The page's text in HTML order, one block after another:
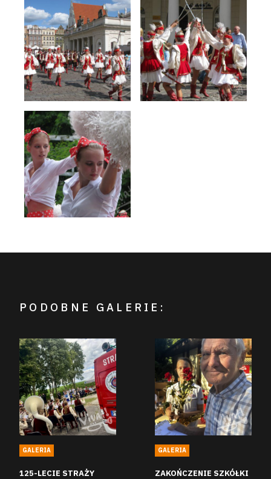
PODOBNE GALERIE:
GALERIA
125-LECIE STRAŻY
GALERIA
ZAKOŃCZENIE SZKÓŁKI